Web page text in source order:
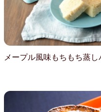
メープル風味もちもち蒸し